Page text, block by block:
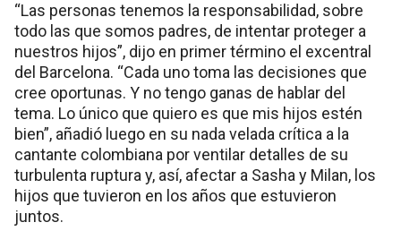
“Las personas tenemos la responsabilidad, sobre
todo las que somos padres, de intentar proteger a
nuestros hijos”, dijo en primer término el excentral
del Barcelona. “Cada uno toma las decisiones que
cree oportunas. Y no tengo ganas de hablar del
tema. Lo único que quiero es que mis hijos estén
bien”, añadió luego en su nada velada crítica a la
cantante colombiana por ventilar detalles de su
turbulenta ruptura y, así, afectar a Sasha y Milan, los
hijos que tuvieron en los años que estuvieron
juntos.